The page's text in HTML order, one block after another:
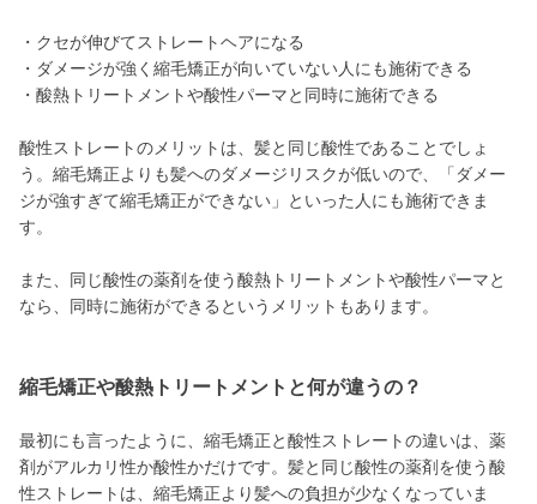
・クセが伸びてストレートヘアになる
・ダメージが強く縮毛矯正が向いていない人にも施術できる
・酸熱トリートメントや酸性パーマと同時に施術できる
酸性ストレートのメリットは、髪と同じ酸性であることでしょ
う。縮毛矯正よりも髪へのダメージリスクが低いので、「ダメー
ジが強すぎて縮毛矯正ができない」といった人にも施術できま
す。
また、同じ酸性の薬剤を使う酸熱トリートメントや酸性パーマと
なら、同時に施術ができるというメリットもあります。
縮毛矯正や酸熱トリートメントと何が違うの？
最初にも言ったように、縮毛矯正と酸性ストレートの違いは、薬
剤がアルカリ性か酸性かだけです。髪と同じ酸性の薬剤を使う酸
性ストレートは、縮毛矯正より髪への負担が少なくなっていま